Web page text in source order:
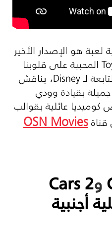
لعبة هو الإصدار الأخير
المحببة على قلوبنا
لـDisney، يناقش
بقيادة وودي
عائلية بقوالب
OSN Movies
وCars 2
أجنبية